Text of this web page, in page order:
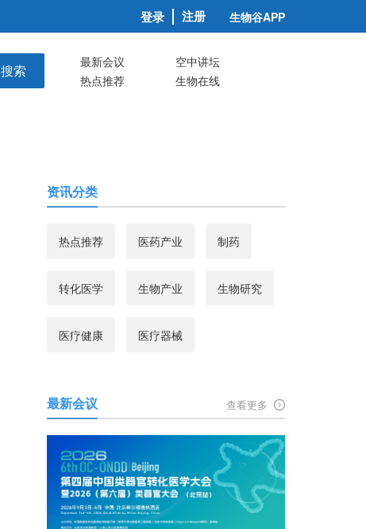
登录 注册 生物谷APP
搜索 最新会议
空中讲坛
热点推荐
生物在线
资讯分类
热点推荐 医药产业 制药
转化医学 生物产业 生物研究
医疗健康 医疗器械
最新会议 查看更多